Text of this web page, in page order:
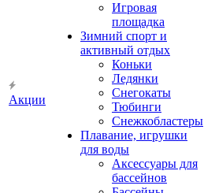
Акции
Игровая
площадка
Зимний спорт и
активный отдых
Коньки
Ледянки
Снегокаты
Тюбинги
Снежкобластеры
Плавание, игрушки
для воды
Аксессуары для
бассейнов